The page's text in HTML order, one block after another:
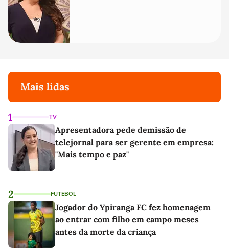
Mais lidas
1 TV
Apresentadora pede demissão de
telejornal para ser gerente em empresa:
"Mais tempo e paz"
2 FUTEBOL
Jogador do Ypiranga FC fez homenagem
ao entrar com filho em campo meses
antes da morte da criança